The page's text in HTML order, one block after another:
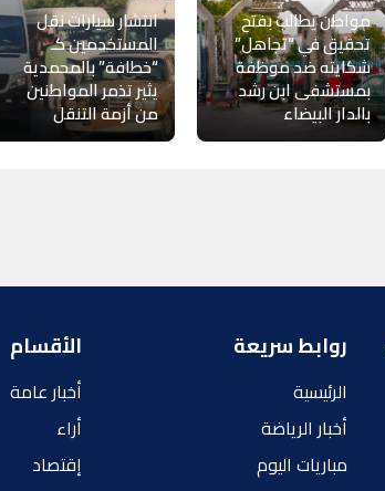
مواطن يطالب بفتح
تحقيق في “تجاهل”
شكايته ضد موظفة
بمستشفى ابن رشد
بالدار البيضاء
انتشار سيارات نقل
المستخدمين كـ
“خطافة” بالمحمدية
يثير تذمر المواطنين
من أزمة التنقل
روابط سريعة
الرئيسية
أخبار الرياضة
مباريات اليوم
الأقسام
أخبار عامة
أراء
إقتصاد